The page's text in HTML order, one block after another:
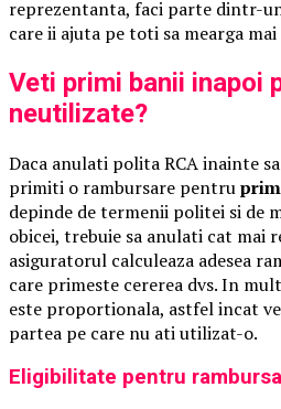
reprezentanta, faci parte dintr-
care ii ajuta pe toti sa mearga
Veti primi banii inapoi
neutilizate?
Daca anulati polita RCA inainte
primiti o rambursare pentru
depinde de termenii politei si de
obicei, trebuie sa anulati cat mai
asiguratorul calculeaza adesea
care primeste cererea dvs. In
este proportionala, astfel incat
partea pe care nu ati utilizat-o.
Eligibilitate pentru